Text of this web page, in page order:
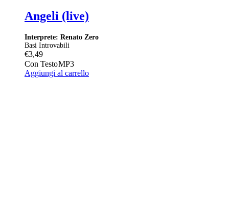
Angeli (live)
Interprete: Renato Zero
Basi Introvabili
€3,49
Con TestoMP3
Aggiungi al carrello